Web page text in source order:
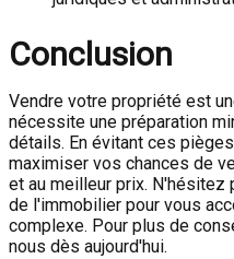
Conclusion
Vendre votre propriété est
nécessite une préparation
détails. En évitant ces
maximiser vos chances de
et au meilleur prix. N'hésitez
de l'immobilier pour vous
complexe. Pour plus de
nous dès aujourd'hui.